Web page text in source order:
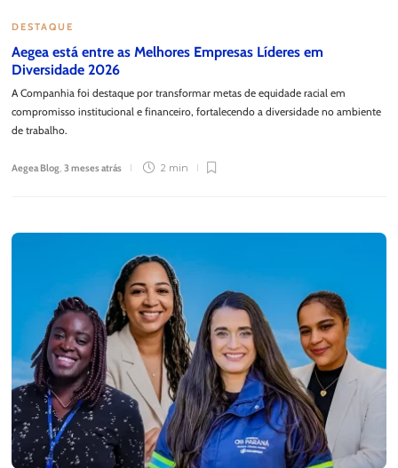
DESTAQUE
Aegea está entre as Melhores Empresas Líderes em
Diversidade 2026
A Companhia foi destaque por transformar metas de equidade racial em
compromisso institucional e financeiro, fortalecendo a diversidade no ambiente
de trabalho.
Aegea Blog,3 meses atrás 2 min